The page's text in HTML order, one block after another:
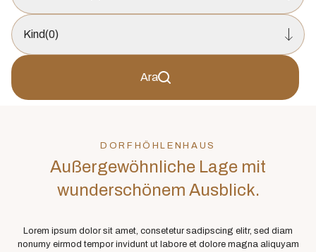
Kind(0)
Ara
DORFHÖHLENHAUS
Außergewöhnliche Lage mit
wunderschönem Ausblick.
Lorem ipsum dolor sit amet, consetetur sadipscing elitr, sed diam
nonumy eirmod tempor invidunt ut labore et dolore magna aliquyam